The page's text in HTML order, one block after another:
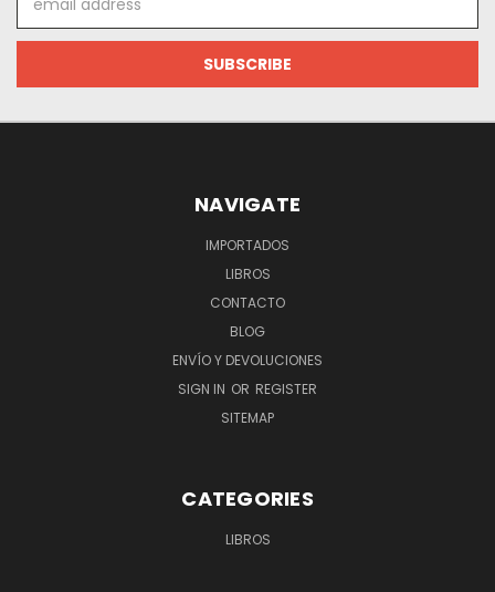
Address
NAVIGATE
IMPORTADOS
LIBROS
CONTACTO
BLOG
ENVÍO Y DEVOLUCIONES
SIGN IN OR REGISTER
SITEMAP
CATEGORIES
LIBROS